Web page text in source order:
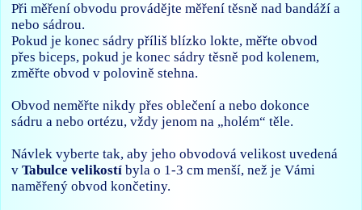
Při měření obvodu provádějte měření těsně nad bandáží a
nebo sádrou.
Pokud je konec sádry příliš blízko lokte, měřte obvod
přes biceps, pokud je konec sádry těsně pod kolenem,
změřte obvod v polovině stehna.
Obvod neměřte nikdy přes oblečení a nebo dokonce
sádru a nebo ortézu, vždy jenom na „holém“ těle.
Návlek vyberte tak, aby jeho obvodová velikost uvedená
vTabulce velikostí byla o 1-3 cm menší, než je Vámi
naměřený obvod končetiny.